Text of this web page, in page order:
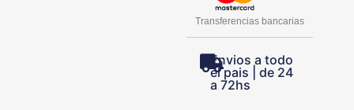
Transferencias bancarias
Envios a todo
el pais | de 24
a 72hs